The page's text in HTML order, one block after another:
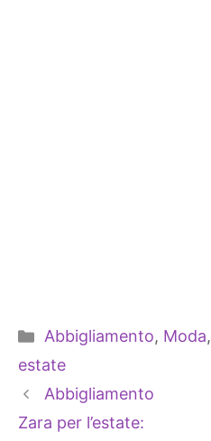
Categorie
Abbigliamento, Moda,
estate
Abbigliamento
Zara per l’estate: